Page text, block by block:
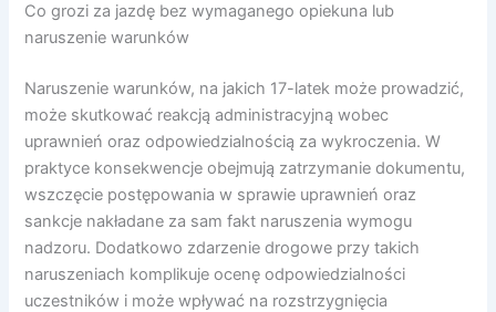
Co grozi za jazdę bez wymaganego opiekuna lub
naruszenie warunków
Naruszenie warunków, na jakich 17-latek może prowadzić,
może skutkować reakcją administracyjną wobec
uprawnień oraz odpowiedzialnością za wykroczenia. W
praktyce konsekwencje obejmują zatrzymanie dokumentu,
wszczęcie postępowania w sprawie uprawnień oraz
sankcje nakładane za sam fakt naruszenia wymogu
nadzoru. Dodatkowo zdarzenie drogowe przy takich
naruszeniach komplikuje ocenę odpowiedzialności
uczestników i może wpływać na rozstrzygnięcia